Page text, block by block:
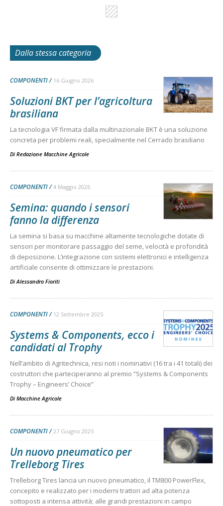
Dalla stessa categoria
COMPONENTI 16 Giugno 2026
Soluzioni BKT per l’agricoltura
brasiliana
La tecnologia VF firmata dalla multinazionale BKT è una soluzione
concreta per problemi reali, specialmente nel Cerrado brasiliano
Di Redazione Macchine Agricole
COMPONENTI 4 Maggio 2026
Semina: quando i sensori
fanno la differenza
La semina si basa su macchine altamente tecnologiche dotate di
sensori per monitorare passaggio del seme, velocità e profondità
di deposizione. L’integrazione con sistemi elettronici e intelligenza
artificiale consente di ottimizzare le prestazioni.
Di Alessandro Fioriti
COMPONENTI 12 Settembre 2025
Systems & Components, ecco i
candidati al Trophy
Nell’ambito di Agritechnica, resi noti i nominativi (16 tra i 41 totali) dei
costruttori che parteciperanno al premio “Systems & Components
Trophy – Engineers’ Choice”
Di Macchine Agricole
COMPONENTI 27 Giugno 2025
Un nuovo pneumatico per
Trelleborg Tires
Trelleborg Tires lancia un nuovo pneumatico, il TM800 PowerFlex,
concepito e realizzato per i moderni trattori ad alta potenza
sottoposti a intensa attività; alle grandi prestazioni in campo